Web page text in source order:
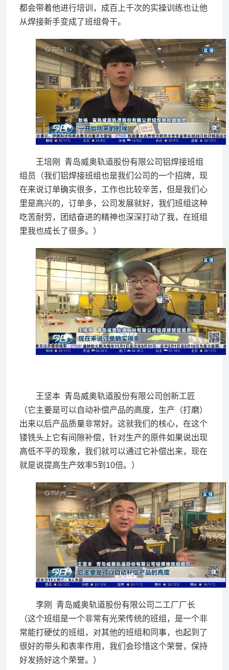
都会带着他进行培训，成百上千次的实操训练也让他
从焊接新手变成了班组骨干。
王培刚 青岛威奥轨道股份有限公司铝焊接班组
组员（我们铝焊接班组也是我们公司的一个招牌，现
在来说订单确实很多，工作也比较辛苦，但是我们心
里是高兴的，订单多，公司发展就好，我们班组这种
吃苦耐劳，团结奋进的精神也深深打动了我，在班组
里我也成长了很多。）
王坚本 青岛威奥轨道股份有限公司创新工匠
（它主要是可以自动补偿产品的高度，生产（打磨）
出来以后产品质量非常好。这就我们的核心，在这个
镂铣头上它有间隙补偿，针对生产的原件如果说出现
高低不平的现象，我们就可以通过它补偿出来，现在
就是说提高生产效率5到10倍。）
李刚 青岛威奥轨道股份有限公司二工厂厂长
（这个班组是一个非常有光荣传统的班组，是一个非
常能打硬仗的班组，对其他的班组和同事，也起到了
很好的带头和表率作用，我们会珍惜这个荣誉，保持
好发扬好这个荣誉。）